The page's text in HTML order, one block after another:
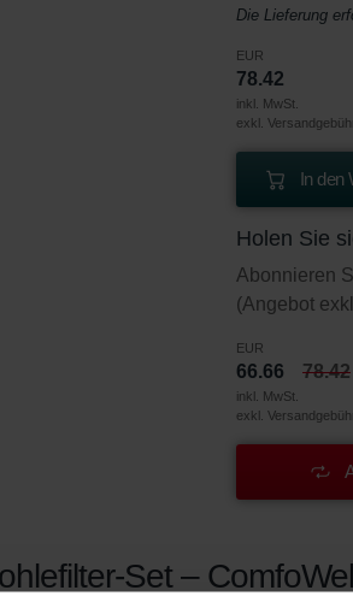
Die Lieferung
EUR
78.42
inkl. MwSt.
exkl.
In den
Holen Sie
Abonnieren
(Angebot
EUR
66.66 78.42
inkl. MwSt.
exkl.
Set –